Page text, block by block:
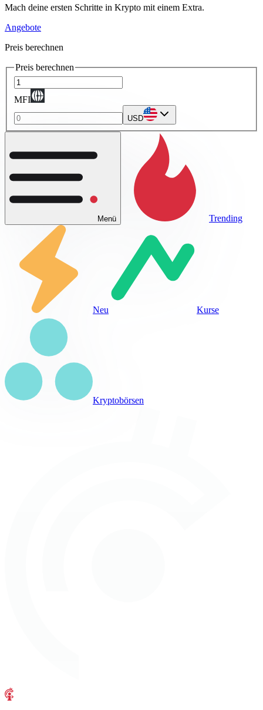
Mach deine ersten Schritte in Krypto mit einem Extra.
Angebote
Preis berechnen
Preis berechnen
MFI
USD
Menü Trending
Neu Kurse
Kryptobörsen